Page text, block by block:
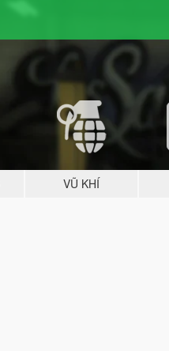
VŨ KHÍ